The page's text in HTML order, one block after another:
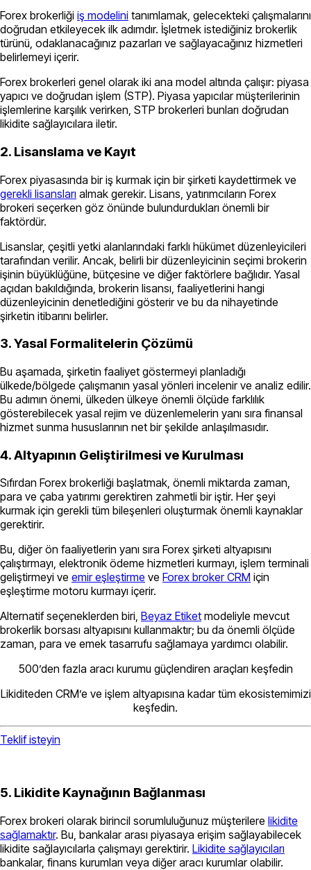
Forex brokerliği iş modelini tanımlamak, gelecekteki çalışmalarını
doğrudan etkileyecek ilk adımdır. İşletmek istediğiniz brokerlik
türünü, odaklanacağınız pazarları ve sağlayacağınız hizmetleri
belirlemeyi içerir.
Forex brokerleri genel olarak iki ana model altında çalışır: piyasa
yapıcı ve doğrudan işlem (STP). Piyasa yapıcılar müşterilerinin
işlemlerine karşılık verirken, STP brokerleri bunları doğrudan
likidite sağlayıcılara iletir.
2. Lisanslama ve Kayıt
Forex piyasasında bir iş kurmak için bir şirketi kaydettirmek ve
gerekli lisansları almak gerekir. Lisans, yatırımcıların Forex
brokeri seçerken göz önünde bulundurdukları önemli bir
faktördür.
Lisanslar, çeşitli yetki alanlarındaki farklı hükümet düzenleyicileri
tarafından verilir. Ancak, belirli bir düzenleyicinin seçimi brokerin
işinin büyüklüğüne, bütçesine ve diğer faktörlere bağlıdır. Yasal
açıdan bakıldığında, brokerin lisansı, faaliyetlerini hangi
düzenleyicinin denetlediğini gösterir ve bu da nihayetinde
şirketin itibarını belirler.
3. Yasal Formalitelerin Çözümü
Bu aşamada, şirketin faaliyet göstermeyi planladığı
ülkede/bölgede çalışmanın yasal yönleri incelenir ve analiz edilir.
Bu adımın önemi, ülkeden ülkeye önemli ölçüde farklılık
gösterebilecek yasal rejim ve düzenlemelerin yanı sıra finansal
hizmet sunma hususlarının net bir şekilde anlaşılmasıdır.
4. Altyapının Geliştirilmesi ve Kurulması
Sıfırdan Forex brokerliği başlatmak, önemli miktarda zaman,
para ve çaba yatırımı gerektiren zahmetli bir iştir. Her şeyi
kurmak için gerekli tüm bileşenleri oluşturmak önemli kaynaklar
gerektirir.
Bu, diğer ön faaliyetlerin yanı sıra Forex şirketi altyapısını
çalıştırmayı, elektronik ödeme hizmetleri kurmayı, işlem terminali
geliştirmeyi ve emir eşleştirme ve Forex broker CRM için
eşleştirme motoru kurmayı içerir.
Alternatif seçeneklerden biri, Beyaz Etiket modeliyle mevcut
brokerlik borsası altyapısını kullanmaktır; bu da önemli ölçüde
zaman, para ve emek tasarrufu sağlamaya yardımcı olabilir.
500’den fazla aracı kurumu güçlendiren araçları keşfedin
Likiditeden CRM’e ve işlem altyapısına kadar tüm ekosistemimizi
keşfedin.
Teklif isteyin
5. Likidite Kaynağının Bağlanması
Forex brokeri olarak birincil sorumluluğunuz müşterilere likidite
sağlamaktır. Bu, bankalar arası piyasaya erişim sağlayabilecek
likidite sağlayıcılarla çalışmayı gerektirir. Likidite sağlayıcıları
bankalar, finans kurumları veya diğer aracı kurumlar olabilir.